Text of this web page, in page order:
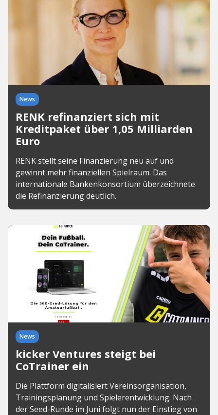
News
RENK refinanziert sich mit
Kreditpaket über 1,05 Milliarden
Euro
RENK stellt seine Finanzierung neu auf und
gewinnt mehr finanziellen Spielraum. Das
internationale Bankenkonsortium überzeichnete
die Refinanzierung deutlich.
News
kicker Ventures steigt bei
CoTrainer ein
Die Plattform digitalisiert Vereinsorganisation,
Trainingsplanung und Spielerentwicklung. Nach
der Seed-Runde im Juni folgt nun der Einstieg von